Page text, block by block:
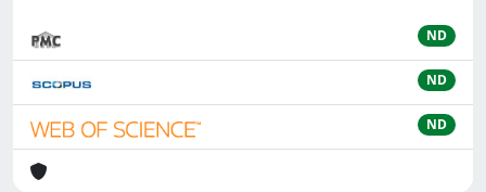
ND
ND
ND